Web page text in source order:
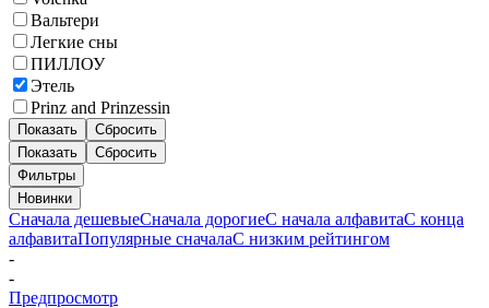
Вальтери
Легкие сны
ПИЛЛОУ
Этель
Prinz and Prinzessin
Показать
Сбросить
Показать
Сбросить
Фильтры
Новинки
Сначала дешевыеСначала дорогиеС начала алфавитаС конца
алфавитаПопулярные сначалаС низким рейтингом
-
-
Предпросмотр